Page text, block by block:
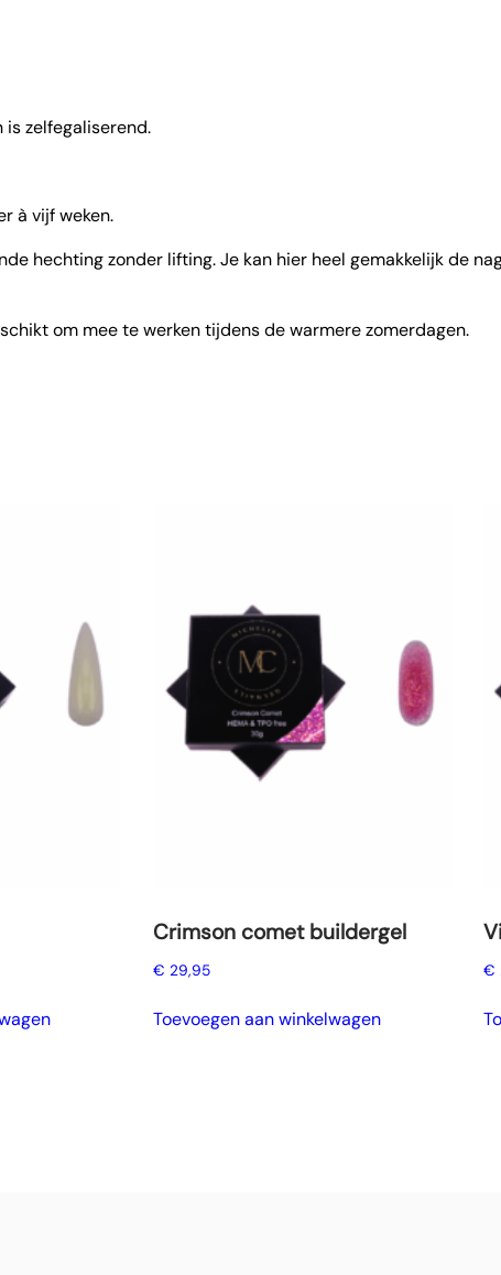
zelfegaliserend.
à vijf weken.
hechting zonder lifting. Je kan hier heel gemakkelijk de
om mee te werken tijdens de warmere zomerdagen.
Crimson comet buildergel
€ 29,95
Toevoegen aan winkelwagen
€